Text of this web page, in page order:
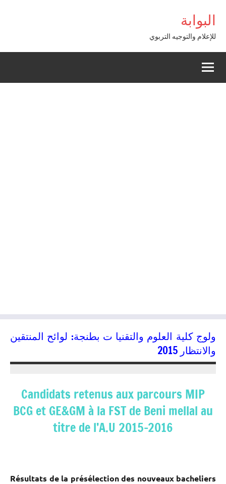
contenu
البوابة
للإعلام والتوجيه التربوي
ولوج كلية العلوم والتقنيا ت بطنجة: لوائح المنتقين
والانتظار 2015
Candidats retenus aux parcours MIP
BCG et GE&GM à la FST de Beni mellal au
titre de l’A.U 2015-2016
Résultats de la présélection des nouveaux bacheliers